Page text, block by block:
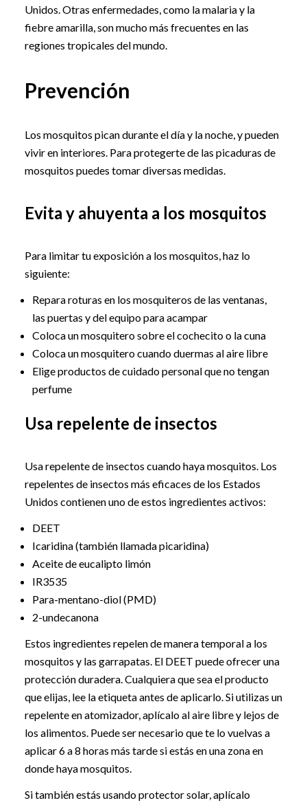
Unidos. Otras enfermedades, como la malaria y la
fiebre amarilla, son mucho más frecuentes en las
regiones tropicales del mundo.
Prevención
Los mosquitos pican durante el día y la noche, y pueden
vivir en interiores. Para protegerte de las picaduras de
mosquitos puedes tomar diversas medidas.
Evita y ahuyenta a los mosquitos
Para limitar tu exposición a los mosquitos, haz lo
siguiente:
Repara roturas en los mosquiteros de las ventanas,
las puertas y del equipo para acampar
Coloca un mosquitero sobre el cochecito o la cuna
Coloca un mosquitero cuando duermas al aire libre
Elige productos de cuidado personal que no tengan
perfume
Usa repelente de insectos
Usa repelente de insectos cuando haya mosquitos. Los
repelentes de insectos más eficaces de los Estados
Unidos contienen uno de estos ingredientes activos:
DEET
Icaridina (también llamada picaridina)
Aceite de eucalipto limón
IR3535
Para-mentano-diol (PMD)
2-undecanona
Estos ingredientes repelen de manera temporal a los
mosquitos y las garrapatas. El DEET puede ofrecer una
protección duradera. Cualquiera que sea el producto
que elijas, lee la etiqueta antes de aplicarlo. Si utilizas un
repelente en atomizador, aplícalo al aire libre y lejos de
los alimentos. Puede ser necesario que te lo vuelvas a
aplicar 6 a 8 horas más tarde si estás en una zona en
donde haya mosquitos.
Si también estás usando protector solar, aplícalo